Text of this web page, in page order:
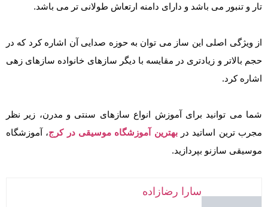
تار و تنبور می باشد و دارای دامنه ارتعاش طولانی تر می باشد.
از ویژگی اصلی این ساز می توان به حوزه صدایی آن اشاره کرد که در
حجم بالاتر و زیادتری در مقایسه با دیگر سازهای خانواده سازهای زهی
اشاره کرد.
شما می توانید برای آموزش انواع سازهای سنتی و مدرن، زیر نظر
مجرب ترین اساتید در بهترین آموزشگاه موسیقی در کرج، آموزشگاه
موسیقی سازنو بپردازید.
سارا رضازاده